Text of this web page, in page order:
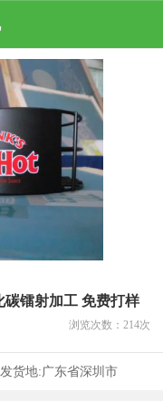
镭射加工 免费打样
浏览次数： 214次
发货地:广东省深圳市